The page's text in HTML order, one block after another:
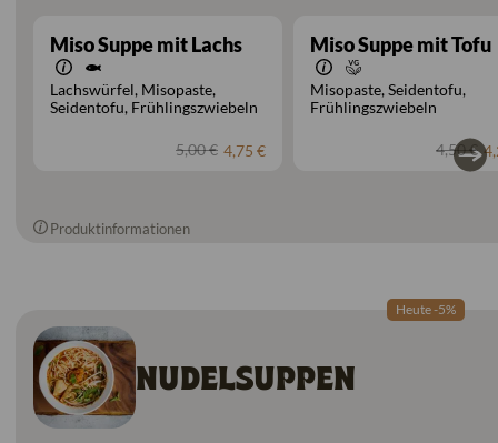
Miso Suppe mit Lachs
Lachswürfel Misopaste
Seidentofu Frühlingszwiebeln
5,00 € 4,75 €
Miso Suppe mit Tofu
Misopaste Seidentofu
Frühlingszwiebeln
4,50 €
Produktinformationen
Heute -5%
NUDELSUPPEN